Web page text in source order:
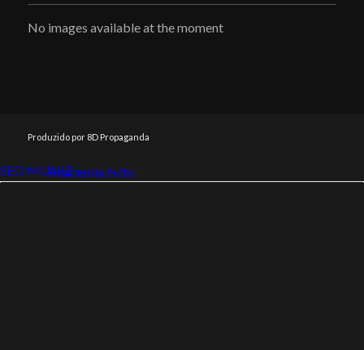
No images available at the moment
Produzido por 8D Propaganda
SEO MUNIZ
Link112Academia êxito